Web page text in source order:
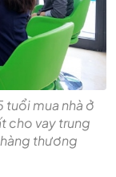
mua nhà ở
cho vay trung
thương